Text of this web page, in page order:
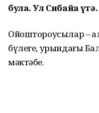
була. Ул Сибайҙа үтә.
Ойоштороусылар –
бүлеге, урындағы
мәктәбе.